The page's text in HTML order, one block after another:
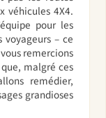
véhicules 4X4.
pour les
– ce
remercions
malgré ces
remédier,
grandioses